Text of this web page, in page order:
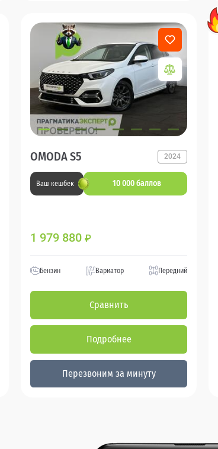
OMODA S5 2024
Ваш кешбек 10 000 баллов
1 979 880 ₽
Бензин Вариатор Передний
Сравнить
Подробнее
Перезвоним за минуту